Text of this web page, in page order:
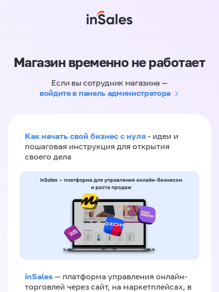
Магазин временно не работает
Если вы сотрудник магазина —
войдите в панель администратора
Как начать свой бизнес с нуля - идеи и
пошаговая инструкция для открытия
своего дела
inSales — платформа управления онлайн-
торговлей через сайт, на маркетплейсах, в